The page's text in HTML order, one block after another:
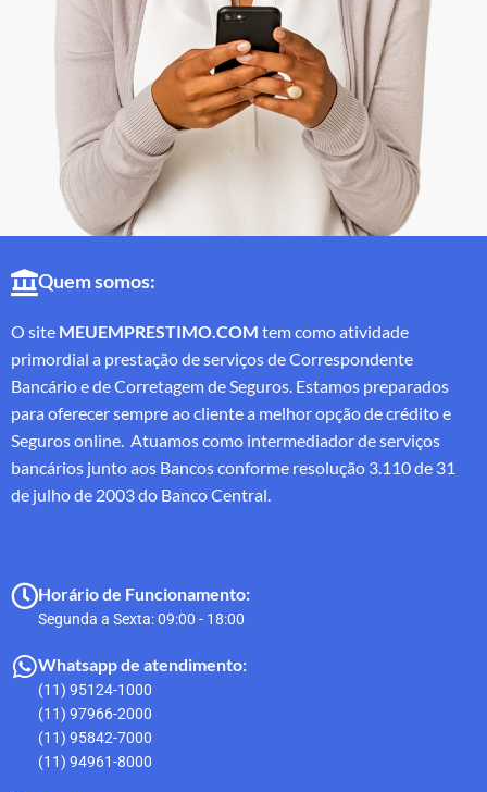
Quem somos:
O site MEUEMPRESTIMO.COM tem como atividade
primordial a prestação de serviços de Correspondente
Bancário e de Corretagem de Seguros. Estamos preparados
para oferecer sempre ao cliente a melhor opção de crédito e
Seguros online. Atuamos como intermediador de serviços
bancários junto aos Bancos conforme resolução 3.110 de 31
de julho de 2003 do Banco Central.
Horário de Funcionamento:
Segunda a Sexta: 09:00 - 18:00
Whatsapp de atendimento:
(11) 95124-1000
(11) 97966-2000
(11) 95842-7000
(11) 94961-8000